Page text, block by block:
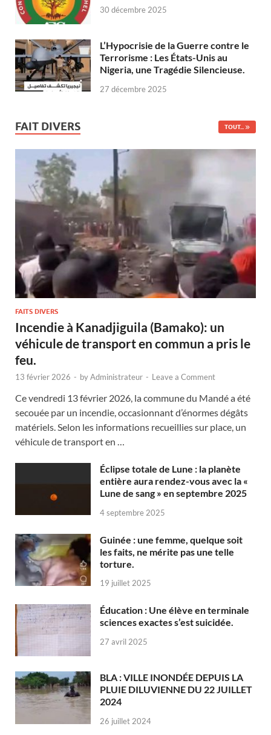
30 décembre 2025
L’Hypocrisie de la Guerre contre le
Terrorisme : Les États-Unis au
Nigeria, une Tragédie Silencieuse.
27 décembre 2025
FAIT DIVERS TOUT...
FAITS DIVERS
Incendie à Kanadjiguila (Bamako): un
véhicule de transport en commun a pris le
feu.
13 février 2026 - byAdministrateur - Leave a Comment
Ce vendredi 13 février 2026, la commune du Mandé a été
secouée par un incendie, occasionnant d’énormes dégâts
matériels. Selon les informations recueillies sur place, un
véhicule de transport en …
Éclipse totale de Lune : la planète
entière aura rendez-vous avec la «
Lune de sang » en septembre 2025
4 septembre 2025
Guinée : une femme, quelque soit
les faits, ne mérite pas une telle
torture.
19 juillet 2025
Éducation : Une élève en terminale
sciences exactes s’est suicidée.
27 avril 2025
BLA : VILLE INONDÉE DEPUIS LA
PLUIE DILUVIENNE DU 22 JUILLET
2024
26 juillet 2024